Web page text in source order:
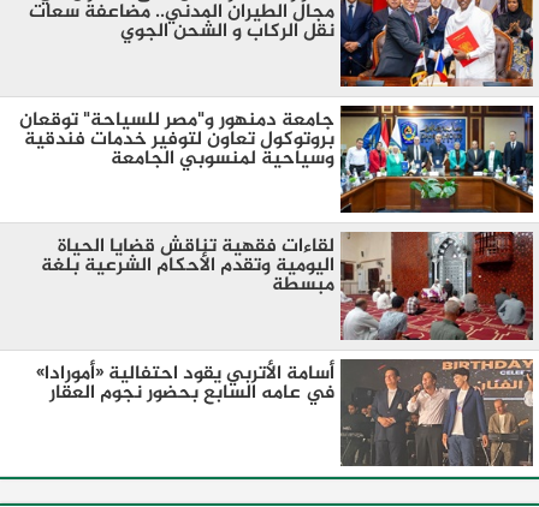
مجال الطيران المدني.. مضاعفة سعات
نقل الركاب و الشحن الجوي
جامعة دمنهور و"مصر للسياحة" توقعان
بروتوكول تعاون لتوفير خدمات فندقية
وسياحية لمنسوبي الجامعة
لقاءات فقهية تناقش قضايا الحياة
اليومية وتقدم الأحكام الشرعية بلغة
مبسطة
أسامة الأتربي يقود احتفالية «أمورادا»
في عامه السابع بحضور نجوم العقار